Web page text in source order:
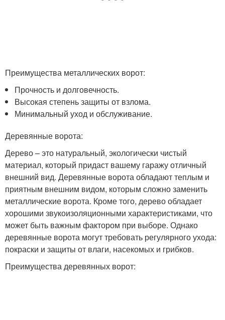
Преимущества металлических ворот:
Прочность и долговечность.
Высокая степень защиты от взлома.
Минимальный уход и обслуживание.
Деревянные ворота:
Дерево – это натуральный, экологически чистый
материал, который придаст вашему гаражу отличный
внешний вид. Деревянные ворота обладают теплым и
приятным внешним видом, которым сложно заменить
металлические ворота. Кроме того, дерево обладает
хорошими звукоизоляционными характеристиками, что
может быть важным фактором при выборе. Однако
деревянные ворота могут требовать регулярного ухода:
покраски и защиты от влаги, насекомых и грибков.
Преимущества деревянных ворот: